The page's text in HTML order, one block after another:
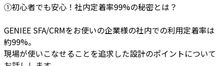
①初心者でも安心！社内定着率99%の秘密とは？
GENIEE SFA/CRMをお使いの企業様の社内での利用定着率は
約99%。
現場が使いこなせることを追求した設計のポイントについて